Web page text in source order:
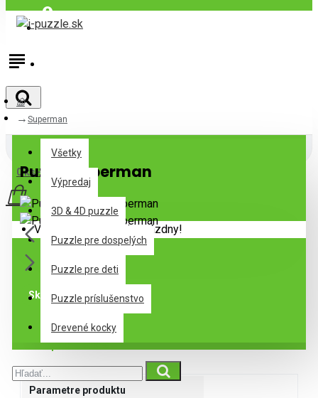
Prihlásiť
Všetky
Všetky
Výpredaj
3D & 4D puzzle
Puzzle pre dospelých
Puzzle pre deti
Puzzle príslušenstvo
Drevené kocky
0 ks - 0,00€
Váš nákupný košík je prázdny!
Superman
Puzzle Superman
Skladom
Špecifikácie
Parametre produktu